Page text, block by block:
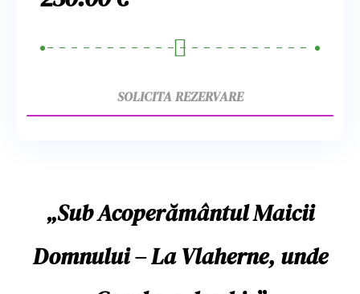
„Sub Acoperământul Maicii
Domnului – La Vlaherne, unde
SOLICITA REZERVARE